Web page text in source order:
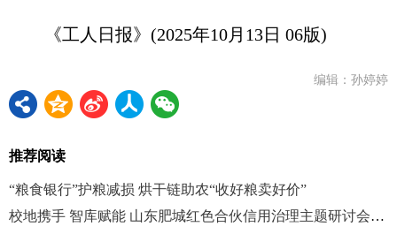
《工人日报》(2025年10月13日 06版)
编辑：孙婷婷
推荐阅读
“粮食银行”护粮减损 烘干链助农“收好粮卖好价”
校地携手 智库赋能 山东肥城红色合伙信用治理主题研讨会召开